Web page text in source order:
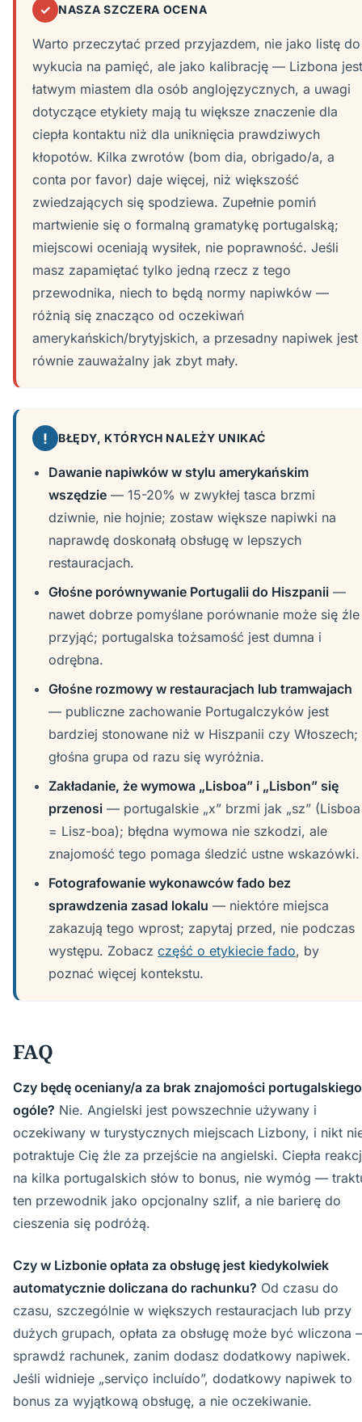
✓ NASZA SZCZERA OCENA
Warto przeczytać przed przyjazdem, nie jako listę do
wykucia na pamięć, ale jako kalibrację — Lizbona jest
łatwym miastem dla osób anglojęzycznych, a uwagi
dotyczące etykiety mają tu większe znaczenie dla
ciepła kontaktu niż dla uniknięcia prawdziwych
kłopotów. Kilka zwrotów (bom dia, obrigado/a, a
conta por favor) daje więcej, niż większość
zwiedzających się spodziewa. Zupełnie pomiń
martwienie się o formalną gramatykę portugalską;
miejscowi oceniają wysiłek, nie poprawność. Jeśli
masz zapamiętać tylko jedną rzecz z tego
przewodnika, niech to będą normy napiwków —
różnią się znacząco od oczekiwań
amerykańskich/brytyjskich, a przesadny napiwek jest
równie zauważalny jak zbyt mały.
! BŁĘDY, KTÓRYCH NALEŻY UNIKAĆ
Dawanie napiwków w stylu amerykańskim
wszędzie — 15-20% w zwykłej tasca brzmi
dziwnie, nie hojnie; zostaw większe napiwki na
naprawdę doskonałą obsługę w lepszych
restauracjach.
Głośne porównywanie Portugalii do Hiszpanii —
nawet dobrze pomyślane porównanie może się źle
przyjąć; portugalska tożsamość jest dumna i
odrębna.
Głośne rozmowy w restauracjach lub tramwajach
— publiczne zachowanie Portugalczyków jest
bardziej stonowane niż w Hiszpanii czy Włoszech;
głośna grupa od razu się wyróżnia.
Zakładanie, że wymowa „Lisboa” i „Lisbon” się
przenosi — portugalskie „x” brzmi jak „sz” (Lisboa
= Lisz-boa); błędna wymowa nie szkodzi, ale
znajomość tego pomaga śledzić ustne wskazówki.
Fotografowanie wykonawców fado bez
sprawdzenia zasad lokalu — niektóre miejsca
zakazują tego wprost; zapytaj przed, nie podczas
występu. Zobacz część o etykiecie fado, by
poznać więcej kontekstu.
FAQ
Czy będę oceniany/a za brak znajomości
ogóle? Nie. Angielski jest powszechnie używany i
oczekiwany w turystycznych miejscach Lizbony, i nikt
potraktuje Cię źle za przejście na angielski. Ciepła
na kilka portugalskich słów to bonus, nie wymóg —
ten przewodnik jako opcjonalny szlif, a nie barierę do
cieszenia się podróżą.
Czy w Lizbonie opłata za obsługę jest kiedykolwiek
automatycznie doliczana do rachunku? Od czasu do
czasu, szczególnie w większych restauracjach lub przy
dużych grupach, opłata za obsługę może być wliczona
sprawdź rachunek, zanim dodasz dodatkowy napiwek.
Jeśli widnieje „serviço incluído”, dodatkowy napiwek to
bonus za wyjątkową obsługę, a nie oczekiwanie.